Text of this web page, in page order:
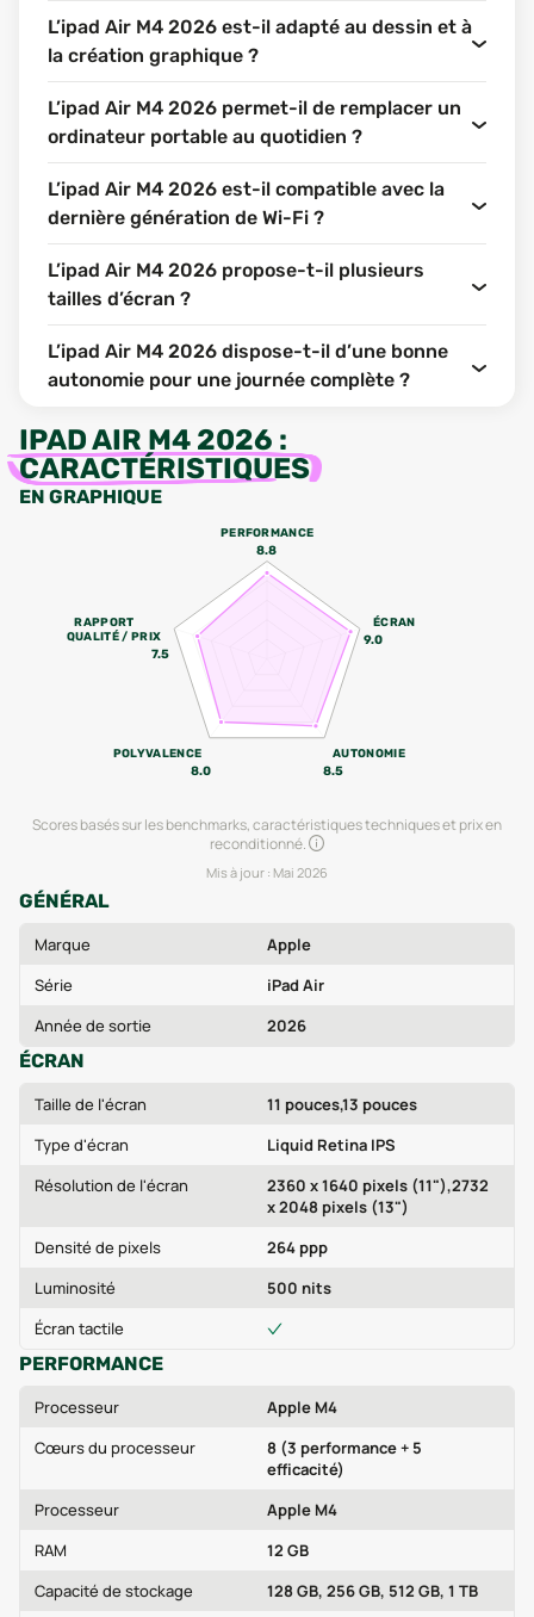
L’ipad Air M4 2026 est-il adapté au dessin et à
la création graphique ?
L’ipad Air M4 2026 permet-il de remplacer un
ordinateur portable au quotidien ?
L’ipad Air M4 2026 est-il compatible avec la
dernière génération de Wi-Fi ?
L’ipad Air M4 2026 propose-t-il plusieurs
tailles d’écran ?
L’ipad Air M4 2026 dispose-t-il d’une bonne
autonomie pour une journée complète ?
IPAD AIR M4 2026 :
CARACTÉRISTIQUES
EN GRAPHIQUE
PERFORMANCE
8.8
ÉCRAN
9.0
AUTONOMIE
8.5
POLYVALENCE
8.0
RAPPORT
QUALITÉ / PRIX
7.5
Scores basés sur les benchmarks, caractéristiques techniques et prix en
reconditionné.
Mis à jour : Mai 2026
GÉNÉRAL
Marque
Apple
Série
iPad Air
Année de sortie
2026
ÉCRAN
Taille de l'écran
11 pouces,13 pouces
Type d'écran
Liquid Retina IPS
Résolution de l'écran
2360 x 1640 pixels (11"),2732
x 2048 pixels (13")
Densité de pixels
264 ppp
Luminosité
500 nits
Écran tactile
PERFORMANCE
Processeur
Apple M4
Cœurs du processeur
8 (3 performance + 5
efficacité)
Processeur
Apple M4
RAM
12 GB
Capacité de stockage
128 GB, 256 GB, 512 GB, 1 TB